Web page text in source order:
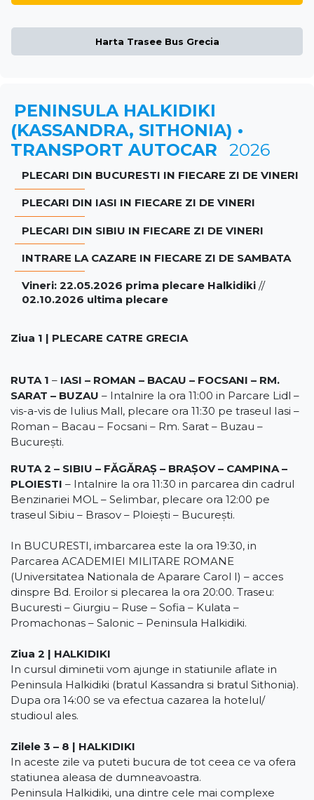
Harta Trasee Bus Grecia
PENINSULA HALKIDIKI
(KASSANDRA, SITHONIA) •
TRANSPORT AUTOCAR
2026
PLECARI DIN BUCURESTI IN FIECARE ZI DE VINERI
PLECARI DIN IASI IN FIECARE ZI DE VINERI
PLECARI DIN SIBIU IN FIECARE ZI DE VINERI
INTRARE LA CAZARE IN FIECARE ZI DE SAMBATA
Vineri: 22.05.2026 prima plecare Halkidiki //
02.10.2026 ultima plecare
Ziua 1 | PLECARE CATRE GRECIA
RUTA 1 – IASI – ROMAN – BACAU – FOCSANI – RM.
SARAT – BUZAU – Intalnire la ora 11:00 in Parcare Lidl –
vis-a-vis de Iulius Mall, plecare ora 11:30 pe traseul Iasi –
Roman – Bacau – Focsani – Rm. Sarat – Buzau –
București.
RUTA 2 – SIBIU – FĂGĂRAȘ – BRAȘOV – CAMPINA –
PLOIESTI – Intalnire la ora 11:30 in parcarea din cadrul
Benzinariei MOL – Selimbar, plecare ora 12:00 pe
traseul Sibiu – Brasov – Ploiești – București.
In BUCURESTI, imbarcarea este la ora 19:30, in
Parcarea ACADEMIEI MILITARE ROMANE
(Universitatea Nationala de Aparare Carol I) – acces
dinspre Bd. Eroilor si plecarea la ora 20:00. Traseu:
Bucuresti – Giurgiu – Ruse – Sofia – Kulata –
Promachonas – Salonic – Peninsula Halkidiki.
Ziua 2 | HALKIDIKI
In cursul diminetii vom ajunge in statiunile aflate in
Peninsula Halkidiki (bratul Kassandra si bratul Sithonia).
Dupa ora 14:00 se va efectua cazarea la hotelul/
studioul ales.
Zilele 3 – 8 | HALKIDIKI
In aceste zile va puteti bucura de tot ceea ce va ofera
statiunea aleasa de dumneavoastra.
Peninsula Halkidiki, una dintre cele mai complexe